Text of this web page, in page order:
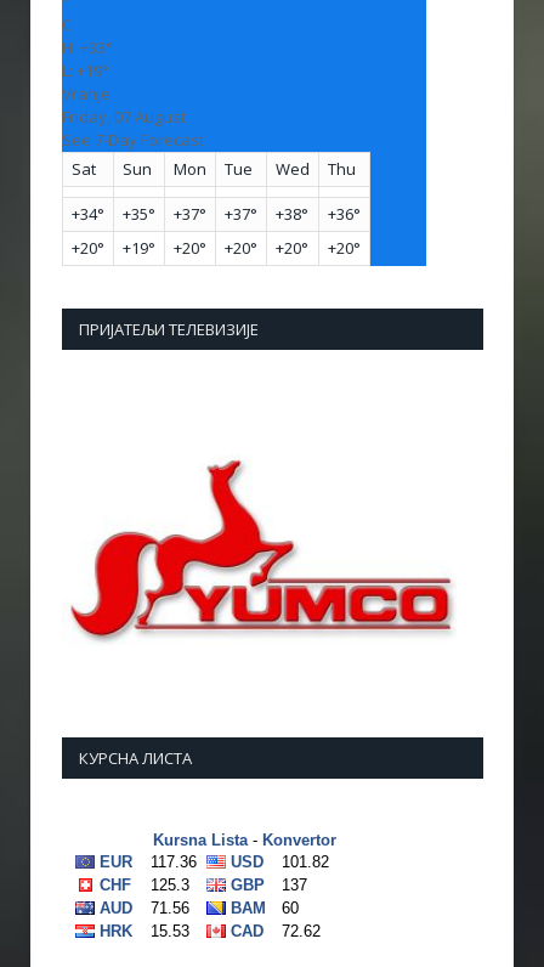
C
H: +33°
L: +19°
Vranje
Friday, 07 August
See 7-Day Forecast
Sat
Sun Mon Tue Wed Thu
+34° +35° +37° +37° +38° +36°
+20° +19° +20° +20° +20° +20°
ПРИЈАТЕЉИ ТЕЛЕВИЗИЈЕ
КУРСНА ЛИСТА